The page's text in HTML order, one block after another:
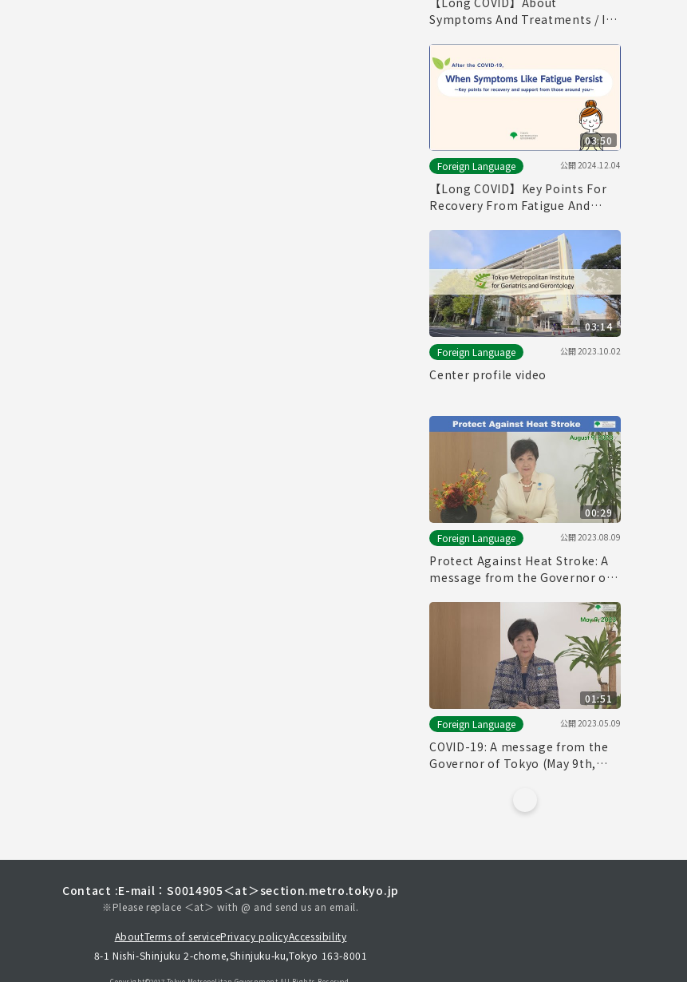
Symptoms And Treatments / If
03:50
Foreign Language
公開2024.12.04
【Long COVID】Key Points For
Recovery From Fatigue And
You (English)
03:14
Foreign Language
公開2023.10.02
Center profile video
00:29
Foreign Language
公開2023.08.09
Protect Against Heat Stroke: A
message from the Governor of
01:51
Foreign Language
公開2023.05.09
COVID-19: A message from the
Governor of Tokyo (May 9th,
Contact :E-mail：S0014905＜at＞section.metro.tokyo.jp
※Please replace ＜at＞ with @ and send us an email.
AboutTerms of servicePrivacy policyAccessibility
8-1 Nishi-Shinjuku 2-chome,Shinjuku-ku,Tokyo 163-8001